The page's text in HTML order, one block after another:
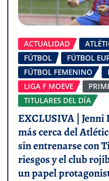
ACTUALIDAD
FÚTBOL
FÚTBOL
FÚTBOL FEMENINO
LIGA F MOEVE
TITULARES DEL DÍA
EXCLUSIVA | Jenni
más cerca del
sin entrenarse con
riesgos y el club
un papel